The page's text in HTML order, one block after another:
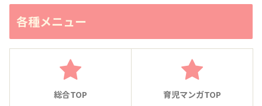
各種メニュー
総合TOP 育児マンガTOP